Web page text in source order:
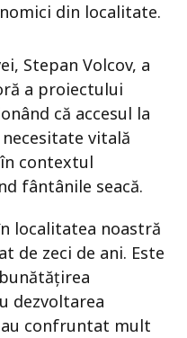
din localitate.
Stepan Volcov, a
a proiectului
că accesul la
vitală
contextul
fântânile seacă.
localitatea noastră
de zeci de ani. Este
dezvoltarea
confruntat mult